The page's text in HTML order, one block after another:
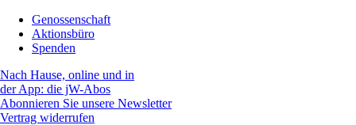
Genossenschaft
Aktionsbüro
Spenden
Nach Hause, online und in
der App: die jW-Abos
Abonnieren Sie unsere Newsletter
Vertrag widerrufen